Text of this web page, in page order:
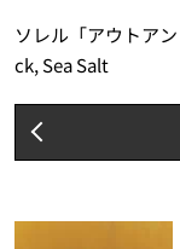
ソレル「アウトア
ck, Sea Salt